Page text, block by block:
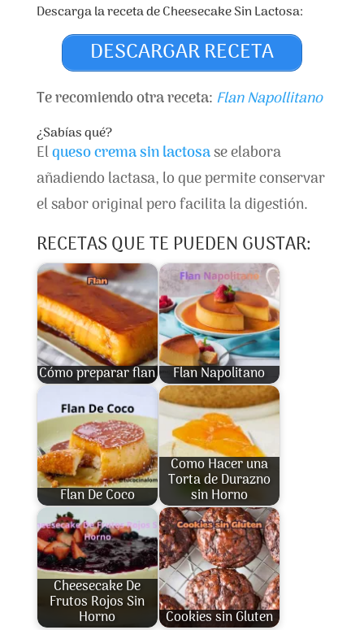
Descarga la receta de Cheesecake Sin Lactosa:
DESCARGAR RECETA
Te recomiendo otra receta: Flan Napollitano
¿Sabías qué?
Elqueso crema sin lactosase elabora
añadiendo lactasa, lo que permite conservar
el sabor original pero facilita la digestión.
RECETAS QUE TE PUEDEN GUSTAR:
Cómo preparar flan Flan Napolitano
Flan De Coco
Como Hacer una
Torta de Durazno
sin Horno
Cheesecake De
Frutos Rojos Sin
Horno Cookies sin Gluten